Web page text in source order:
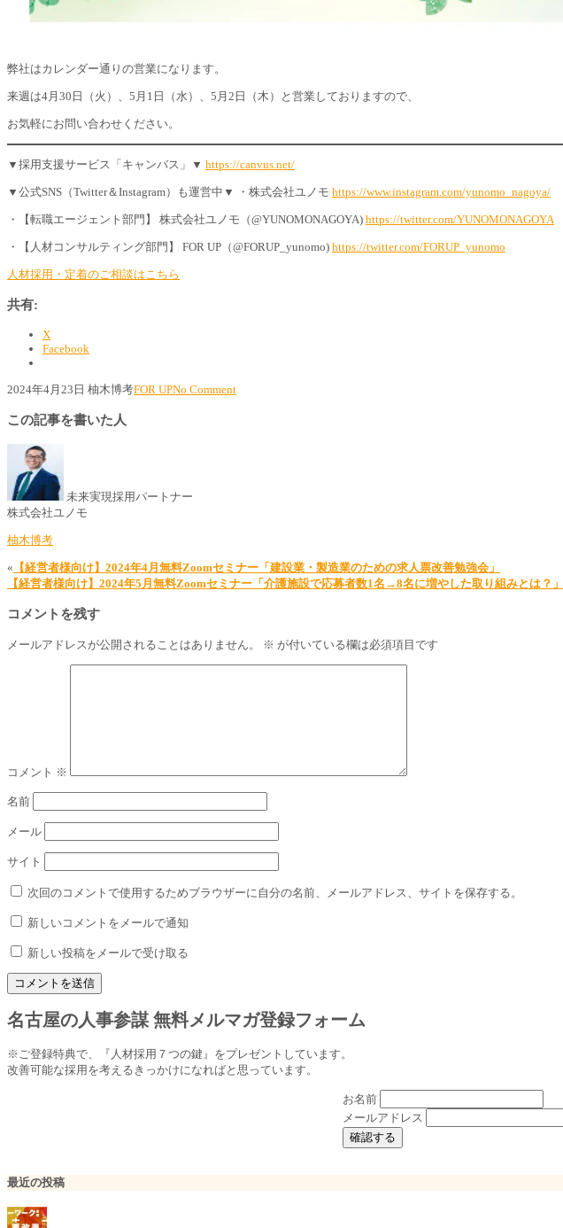
弊社はカレンダー通りの営業になります。
来週は4月30日（火）、5月1日（水）、5月2日（木）と営業しておりますので、
お気軽にお問い合わせください。
▼採用支援サービス「キャンバス」▼ https://canvus.net/
▼公式SNS（Twitter＆Instagram）も運営中▼ ・株式会社ユノモ https://www.instagram.com/yunomo_nagoya/
・【転職エージェント部門】 株式会社ユノモ（@YUNOMONAGOYA) https://twitter.com/YUNOMONAGOYA
・【人材コンサルティング部門】 FOR UP（@FORUP_yunomo) https://twitter.com/FORUP_yunomo
人材採用・定着のご相談はこちら
共有:
X
Facebook
2024年4月23日 柚木博考FOR UPNo Comment
この記事を書いた人
未来実現採用パートナー
株式会社ユノモ
柚木博考
« 【経営者様向け】2024年4月無料Zoomセミナー「建設業・製造業のための求人票改善勉強会」
【経営者様向け】2024年5月無料Zoomセミナー「介護施設で応募者数1名→8名に増やした取り組みとは？」
コメントを残す
メールアドレスが公開されることはありません。 ※ が付いている欄は必須項目です
コメント ※
名前
メール
サイト
次回のコメントで使用するためブラウザーに自分の名前、メールアドレス、サイトを保存する。
新しいコメントをメールで通知
新しい投稿をメールで受け取る
名古屋の人事参謀 無料メルマガ登録フォーム
※ご登録特典で、『人材採用７つの鍵』をプレゼントしています。
改善可能な採用を考えるきっかけになればと思っています。
お名前
メールアドレス
最近の投稿